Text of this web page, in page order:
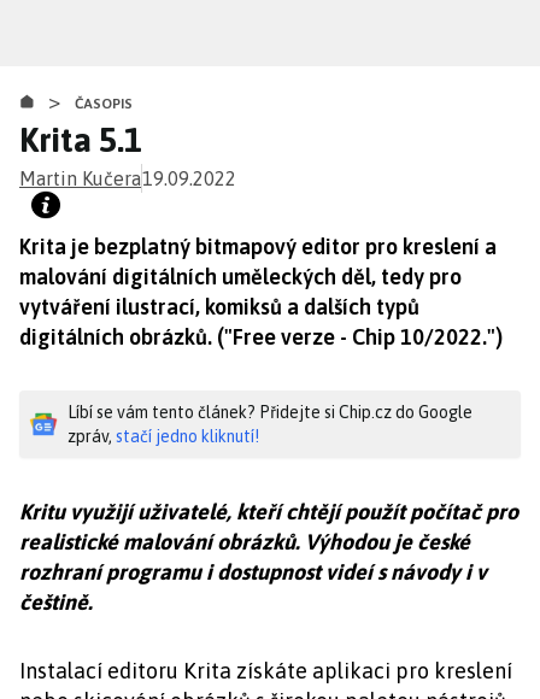
obsahu
> ČASOPIS
Krita 5.1
Martin Kučera19.09.2022
Krita je bezplatný bitmapový editor pro kreslení a
malování digitálních uměleckých děl, tedy pro
vytváření ilustrací, komiksů a dalších typů
digitálních obrázků. ("Free verze - Chip 10/2022.")
Líbí se vám tento článek? Přidejte si Chip.cz do Google
zpráv, stačí jedno kliknutí!
Kritu využijí uživatelé, kteří chtějí použít počítač pro
realistické malování obrázků. Výhodou je české
rozhraní programu i dostupnost videí s návody i v
češtině.
Instalací editoru Krita získáte aplikaci pro kreslení